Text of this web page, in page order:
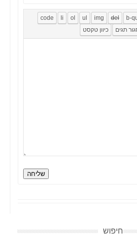
שליחה
חיפוש